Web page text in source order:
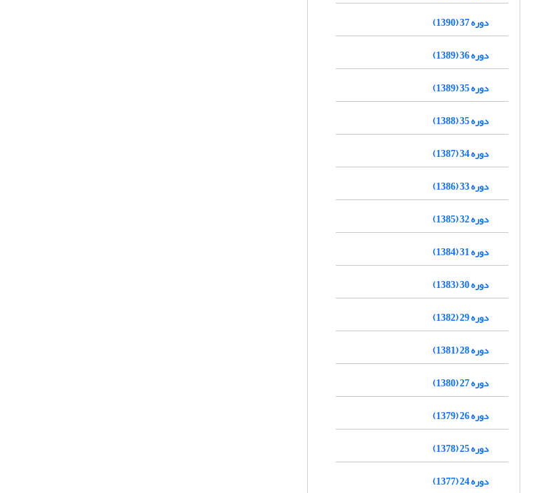
دوره 37 (1390)
دوره 36 (1389)
دوره 35 (1389)
دوره 35 (1388)
دوره 34 (1387)
دوره 33 (1386)
دوره 32 (1385)
دوره 31 (1384)
دوره 30 (1383)
دوره 29 (1382)
دوره 28 (1381)
دوره 27 (1380)
دوره 26 (1379)
دوره 25 (1378)
دوره 24 (1377)